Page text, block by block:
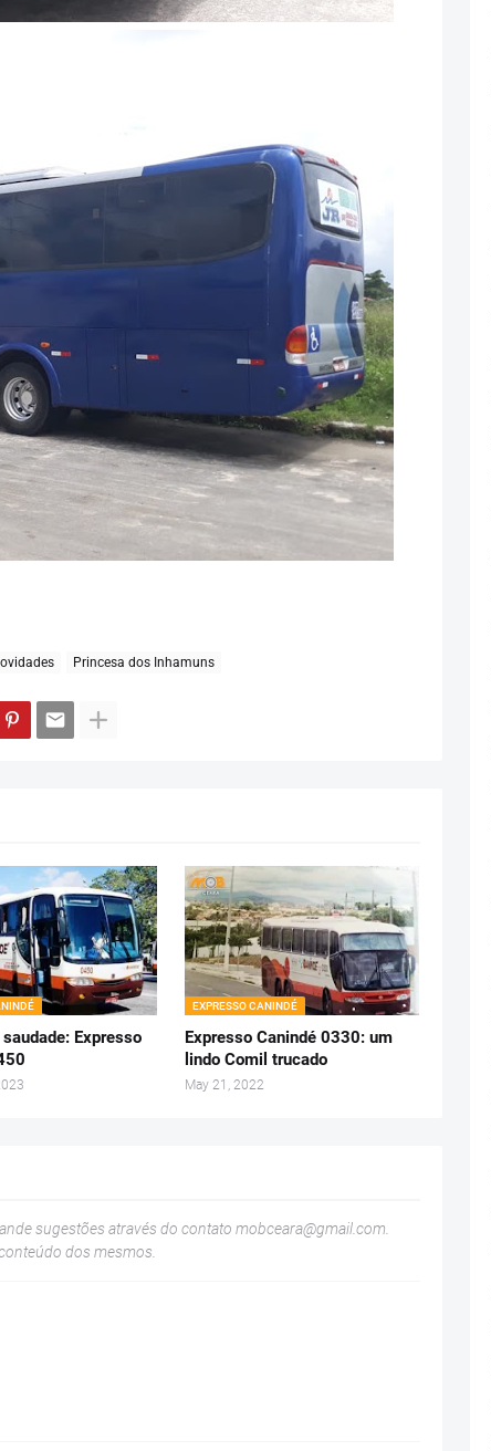
Princesa dos Inhamuns
Expresso
EXPRESSO CANINDÉ
Expresso Canindé 0330: um
lindo Comil trucado
May 21, 2022
sugestões através do contato mobceara@gmail.com.
dos mesmos.